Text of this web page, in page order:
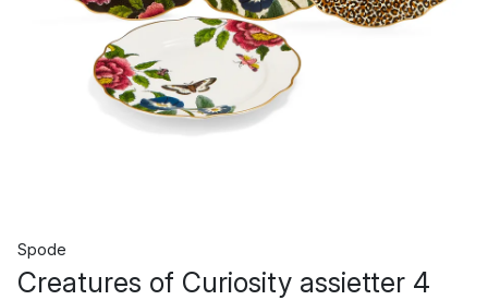
Spode
Creatures of Curiosity assietter 4